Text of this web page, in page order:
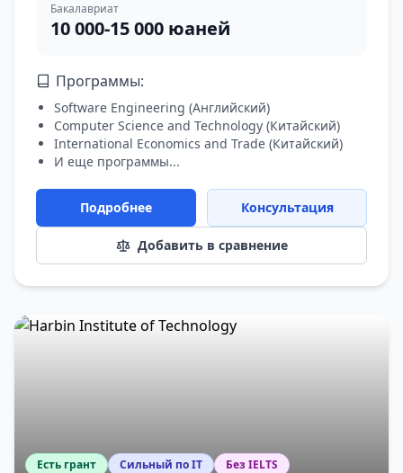
Бакалавриат
10 000-15 000 юаней
Программы:
Software Engineering (Английский)
Computer Science and Technology (Китайский)
International Economics and Trade (Китайский)
И еще программы...
Подробнее Консультация
Добавить в сравнение
Есть грант Сильный по IT Без IELTS